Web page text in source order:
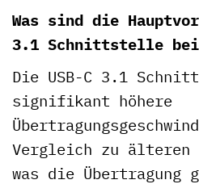
Was sind die
3.1 Schnittstelle bei
Die USB-C 3.1
signifikant höhere
Vergleich zu älteren
was die Übertragung